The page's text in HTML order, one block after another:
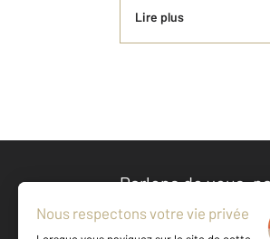
Lire plus
Parlons de vous,